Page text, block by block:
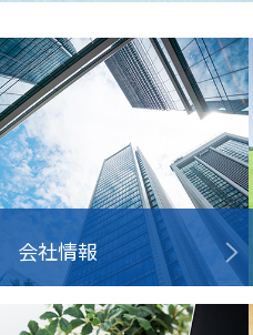
会社情報